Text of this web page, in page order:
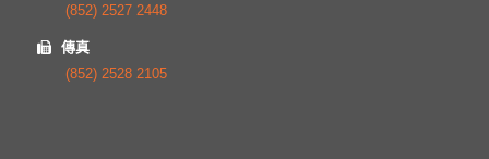
(852) 2527 2448
傳真
(852) 2528 2105